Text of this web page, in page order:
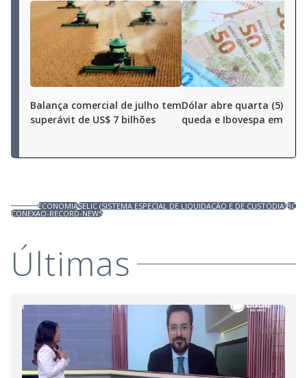
Balança comercial de julho tem
superávit de US$ 7 bilhões
Dólar abre quarta (5) em
queda e Ibovespa em alta
ECONOMIASELIC (SISTEMA ESPECIAL DE LIQUIDAÇÃO E DE CUSTÓDIA)BC
CONEXAO-RECORD-NEWS
Últimas